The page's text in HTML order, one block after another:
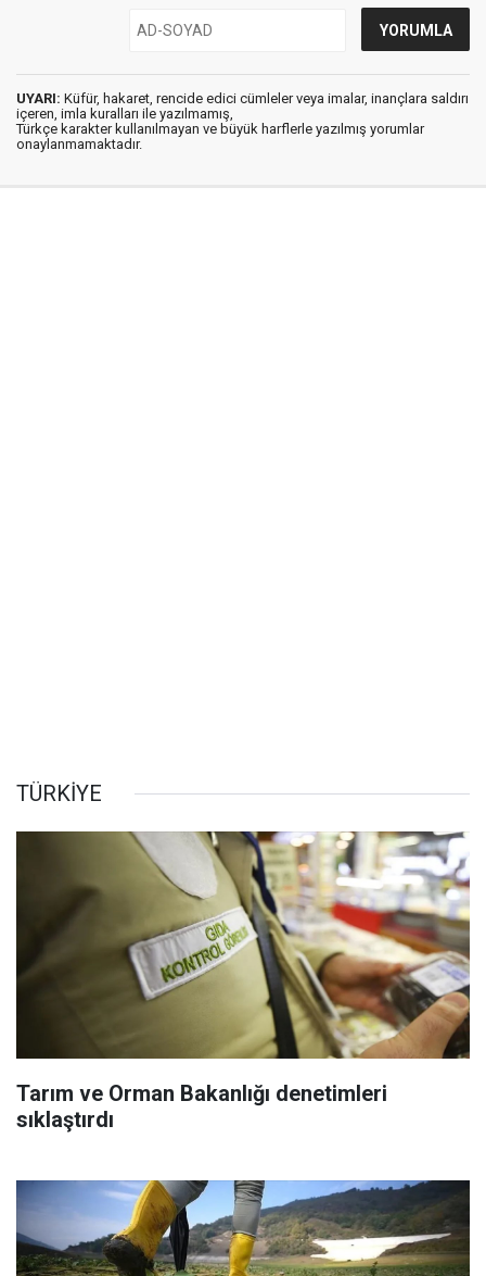
UYARI: Küfür, hakaret, rencide edici cümleler veya imalar, inançlara saldırı
içeren, imla kuralları ile yazılmamış,
Türkçe karakter kullanılmayan ve büyük harflerle yazılmış yorumlar
onaylanmamaktadır.
TÜRKİYE
Tarım ve Orman Bakanlığı denetimleri
sıklaştırdı